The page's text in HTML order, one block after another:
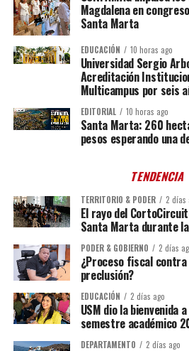
Magdalena en
Santa Marta
EDUCACIÓN 10 horas ago
Universidad Sergio
Acreditación
Multicampus por seis
EDITORIAL 10 horas ago
Santa Marta: 260
pesos esperando una
TENDENCIA
TERRITORIO & PODER 2 días
El rayo del
Santa Marta durante
PODER & GOBIERNO 2 días
¿Proceso fiscal contra
preclusión?
EDUCACIÓN 2 días ago
USM dio la bienvenida
semestre académico
DEPARTAMENTO 2 días ago